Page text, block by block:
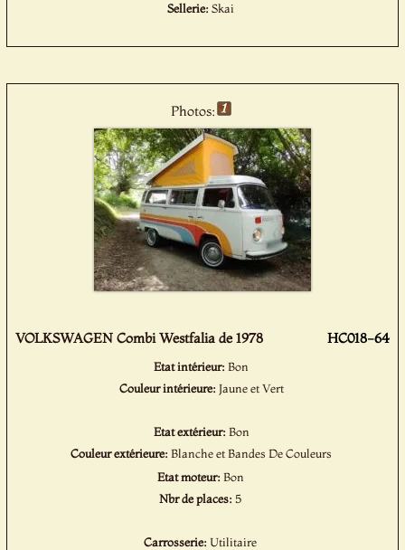
Sellerie: Skai
Photos:
VOLKSWAGEN Combi Westfalia de 1978 HC018-64
Etat intérieur:Bon
Couleur intérieure: Jaune et Vert
Etat extérieur: Bon
Couleur extérieure:Blanche et Bandes De Couleurs
Etat moteur: Bon
Nbr de places: 5
Carrosserie:Utilitaire